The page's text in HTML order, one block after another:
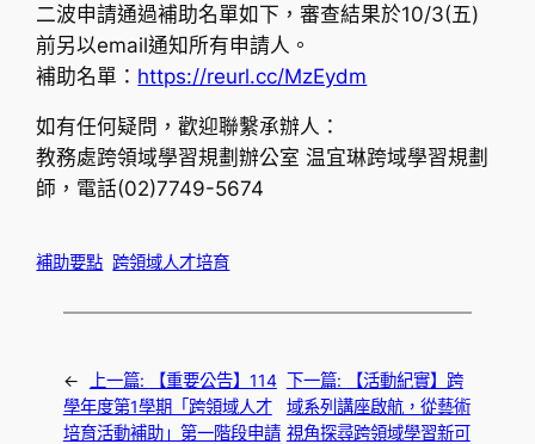
二波申請通過補助名單如下，審查結果於10/3(五)
前另以email通知所有申請人。
補助名單： https://reurl.cc/MzEydm
如有任何疑問，歡迎聯繫承辦人：
教務處跨領域學習規劃辦公室 温宜琳跨域學習規劃
師，電話(02)7749-5674
補助要點 跨領域人才培育
← 上一篇:
【重要公告】114
學年度第1學期「跨領域人才
培育活動補助」第一階段申請
下一篇:
【活動紀實】跨
域系列講座啟航，從藝術
視角探尋跨領域學習新可